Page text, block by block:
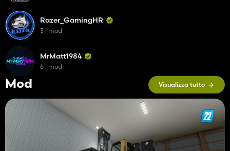
Mod Visualizza tutto
Razer_GamingHR
3 i mod
MrMatt1984
6 i mod